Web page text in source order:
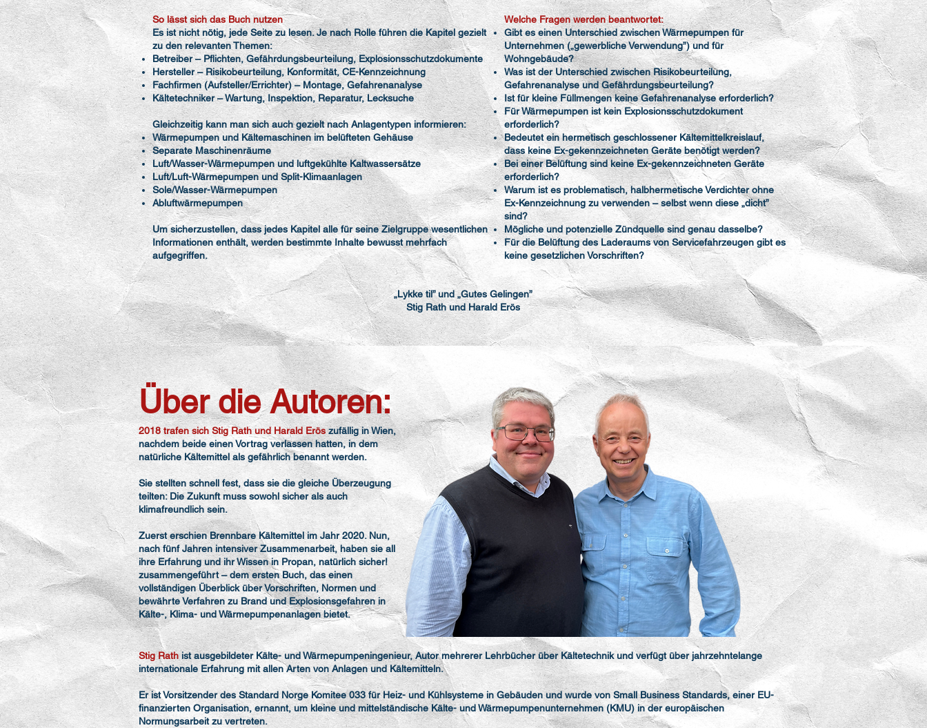
So lässt sich das Buch nutzen
Es ist nicht nötig, jede Seite zu lesen. Je nach Rolle führen die Kapitel gezielt
zu den relevanten Themen:
Betreiber – Pflichten, Gefährdungsbeurteilung, Explosionsschutzdokumente
Hersteller – Risikobeurteilung, Konformität, CE-Kennzeichnung
Fachfirmen (Aufsteller/Errichter) – Montage, Gefahrenanalyse
Kältetechniker – Wartung, Inspektion, Reparatur, Lecksuche
Gleichzeitig kann man sich auch gezielt nach Anlagentypen informieren:
Wärmepumpen und Kältemaschinen im belüfteten Gehäuse
Separate Maschinenräume
Luft/Wasser-Wärmepumpen und luftgekühlte Kaltwassersätze
Luft/Luft-Wärmepumpen und Split-Klimaanlagen
Sole/Wasser-Wärmepumpen
Abluftwärmepumpen
Um sicherzustellen, dass jedes Kapitel alle für seine Zielgruppe wesentlichen
Informationen enthält, werden bestimmte Inhalte bewusst mehrfach
aufgegriffen.
Welche Fragen werden beantwortet:
Gibt es einen Unterschied zwischen Wärmepumpen für
Unternehmen („gewerbliche Verwendung”) und für
Wohngebäude?
Was ist der Unterschied zwischen Risikobeurteilung,
Gefahrenanalyse und Gefährdungsbeurteilung?
Ist für kleine Füllmengen keine Gefahrenanalyse erforderlich?
Für Wärmepumpen ist kein Explosionsschutzdokument
erforderlich?
Bedeutet ein hermetisch geschlossener Kältemittelkreislauf,
dass keine Ex-gekennzeichneten Geräte benötigt werden?
Bei einer Belüftung sind keine Ex-gekennzeichneten Geräte
erforderlich?
Warum ist es problematisch, halbhermetische Verdichter ohne
Ex-Kennzeichnung zu verwenden – selbst wenn diese „dicht”
sind?
Mögliche und potenzielle Zündquelle sind genau dasselbe?
Für die Belüftung des Laderaums von Servicefahrzeugen gibt es
keine gesetzlichen Vorschriften?
„Lykke til” und „Gutes Gelingen”
Stig Rath und Harald Erös
Über die Autoren:
2018 trafen sich Stig Rath und Harald Eröszufällig in Wien,
nachdem beide einen Vortrag verlassen hatten, in dem
natürliche Kältemittel als gefährlich benannt werden.
Sie stellten schnell fest, dass sie die gleiche Überzeugung
teilten: Die Zukunft muss sowohl sicher als auch
klimafreundlich sein.
Zuerst erschien Brennbare Kältemittel im Jahr 2020. Nun,
nach fünf Jahren intensiver Zusammenarbeit, haben sie all
ihre Erfahrung und ihr Wissen in Propan, natürlich sicher!
zusammengeführt – dem ersten Buch, das einen
vollständigen Überblick über Vorschriften, Normen und
bewährte Verfahren zu Brand und Explosionsgefahren in
Kälte-, Klima- und Wärmepumpenanlagen bietet.
Stig Rath ist ausgebildeter Kälte- und Wärmepumpeningenieur, Autor mehrerer Lehrbücher über Kältetechnik und verfügt über jahrzehntelange
internationale Erfahrung mit allen Arten von Anlagen und Kältemitteln.
Er ist Vorsitzender des Standard Norge Komitee 033 für Heiz- und Kühlsysteme in Gebäuden und wurde von Small Business Standards, einer EU-
finanzierten Organisation, ernannt, um kleine und mittelständische Kälte- und Wärmepumpenunternehmen (KMU) in der europäischen
Normungsarbeit zu vertreten.